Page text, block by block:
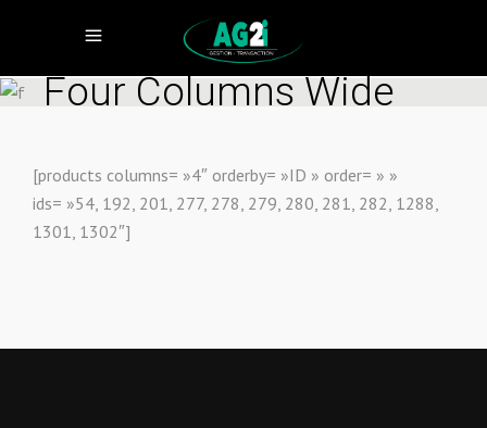
Four Columns Wide
[products columns= »4″ orderby= »ID » order= » »
ids= »54, 192, 201, 277, 278, 279, 280, 281, 282, 1288,
1301, 1302″]